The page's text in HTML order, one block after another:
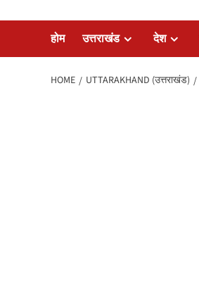
होम उत्तराखंड देश
HOME UTTARAKHAND (उत्तराखंड)